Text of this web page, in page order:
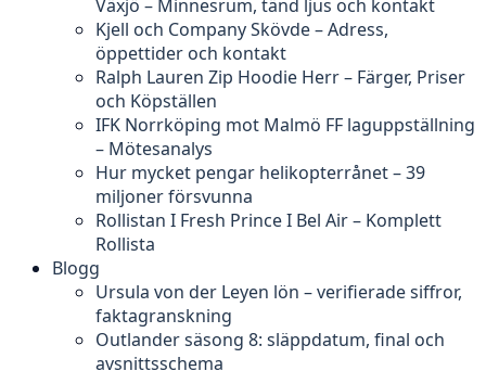
Växjö – Minnesrum, tänd ljus och kontakt
Kjell och Company Skövde – Adress,
öppettider och kontakt
Ralph Lauren Zip Hoodie Herr – Färger, Priser
och Köpställen
IFK Norrköping mot Malmö FF laguppställning
– Mötesanalys
Hur mycket pengar helikopterrånet – 39
miljoner försvunna
Rollistan I Fresh Prince I Bel Air – Komplett
Rollista
Blogg
Ursula von der Leyen lön – verifierade siffror,
faktagranskning
Outlander säsong 8: släppdatum, final och
avsnittsschema